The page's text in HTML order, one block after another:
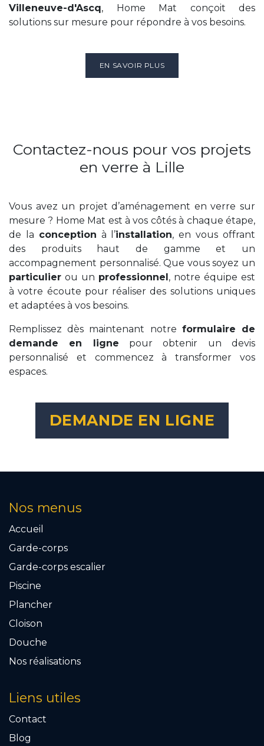
Villeneuve-d'Ascq, Home Mat conçoit des
solutions sur mesure pour répondre à vos besoins.
EN SAVOIR PLUS
Contactez-nous pour vos projets
en verre à Lille
Vous avez un projet d’aménagement en verre sur
mesure ? Home Mat est à vos côtés à chaque étape,
de la conception à l’installation, en vous offrant
des produits haut de gamme et un
accompagnement personnalisé. Que vous soyez un
particulier ou un professionnel, notre équipe est
à votre écoute pour réaliser des solutions uniques
et adaptées à vos besoins.
Remplissez dès maintenant notre formulaire de
demande en ligne pour obtenir un devis
personnalisé et commencez à transformer vos
espaces.
DEMANDE EN LIGNE
Nos menus
Accueil
Garde-corps
Garde-corps escalier
Piscine
Plancher
Cloison
Douche
Nos réalisations
Liens utiles
Contact
Blog